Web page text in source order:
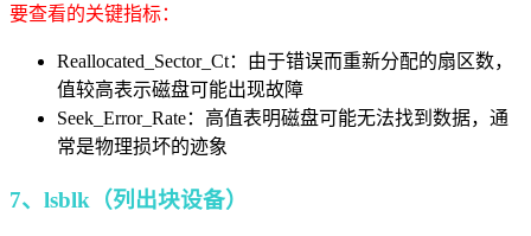
要查看的关键指标：
Reallocated_Sector_Ct：由于错误而重新分配的扇区数，
值较高表示磁盘可能出现故障
Seek_Error_Rate：高值表明磁盘可能无法找到数据，通
常是物理损坏的迹象
7、lsblk（列出块设备）